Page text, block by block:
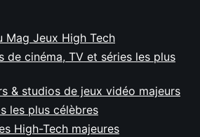
Mag Jeux High Tech
de cinéma, TV et séries les plus
& studios de jeux vidéo majeurs
les plus célèbres
High-Tech majeures